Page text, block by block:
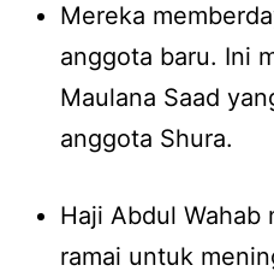
Mereka
anggota baru. Ini
Maulana Saad
anggota Shura.
Haji Abdul Wahab
ramai untuk